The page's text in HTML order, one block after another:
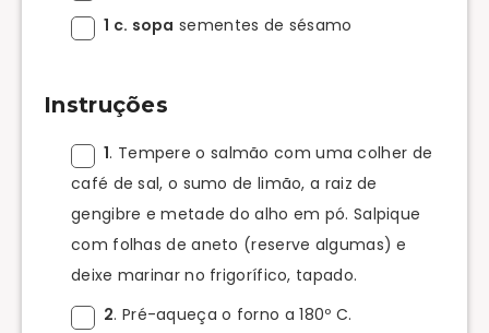
1 c. sopa sementes de sésamo
Instruções
1. Tempere o salmão com uma colher de
café de sal, o sumo de limão, a raiz de
gengibre e metade do alho em pó. Salpique
com folhas de aneto (reserve algumas) e
deixe marinar no frigorífico, tapado.
2. Pré-aqueça o forno a 180º C.